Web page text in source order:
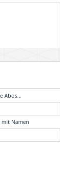
Abos...
Namen